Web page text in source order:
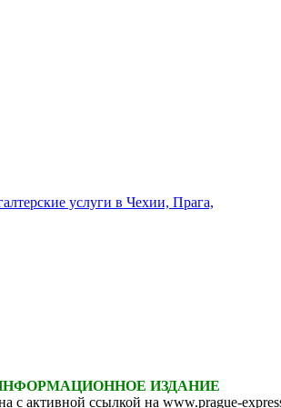
ИЗДАНИЕ
с активной ссылкой на www.prague-